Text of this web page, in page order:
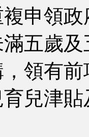
申領
五歲
領有
育兒津